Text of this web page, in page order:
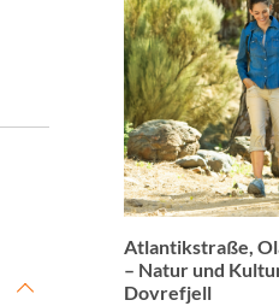
Atlantikstraße,
– Natur und
Dovrefjell